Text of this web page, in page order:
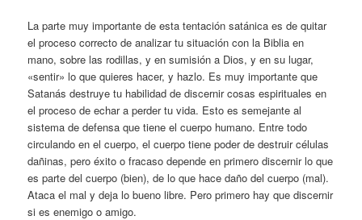
La parte muy importante de esta tentación satánica es de quitar
el proceso correcto de analizar tu situación con la Biblia en
mano, sobre las rodillas, y en sumisión a Dios, y en su lugar,
«sentir» lo que quieres hacer, y hazlo. Es muy importante que
Satanás destruye tu habilidad de discernir cosas espirituales en
el proceso de echar a perder tu vida. Esto es semejante al
sistema de defensa que tiene el cuerpo humano. Entre todo
circulando en el cuerpo, el cuerpo tiene poder de destruir células
dañinas, pero éxito o fracaso depende en primero discernir lo que
es parte del cuerpo (bien), de lo que hace daño del cuerpo (mal).
Ataca el mal y deja lo bueno libre. Pero primero hay que discernir
si es enemigo o amigo.